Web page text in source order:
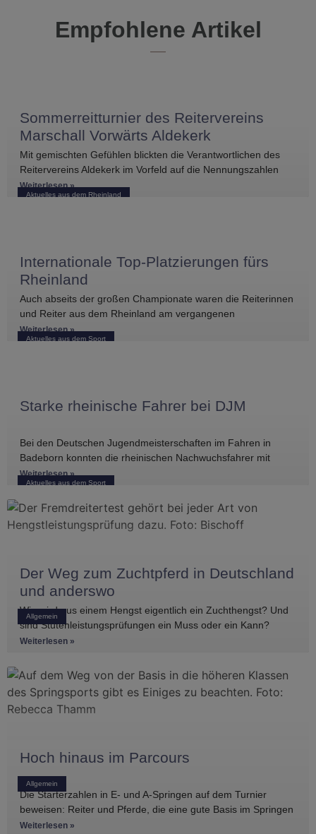
Empfohlene Artikel
Aktuelles aus dem Rheinland
Sommerreitturnier des Reitervereins
Marschall Vorwärts Aldekerk
Mit gemischten Gefühlen blickten die Verantwortlichen des
Reitervereins Aldekerk im Vorfeld auf die Nennungszahlen
vergleichbarer Turniere in der näheren Umgebung. Umso
größer war die
Weiterlesen »
Aktuelles aus dem Sport
Internationale Top-Platzierungen fürs
Rheinland
Auch abseits der großen Championate waren die Reiterinnen
und Reiter aus dem Rheinland am vergangenen
Wochenende international erfolgreich unterwegs. Bei
Weiterlesen »
Aktuelles aus dem Sport
Starke rheinische Fahrer bei DJM
Bei den Deutschen Jugendmeisterschaften im Fahren in
Badeborn konnten die rheinischen Nachwuchsfahrer mit
mehreren vorderen Platzierungen überzeugen. Frederik
Koitka erreichte
Weiterlesen »
Allgemein
Der Weg zum Zuchtpferd in Deutschland
und anderswo
Wie wird aus einem Hengst eigentlich ein Zuchthengst? Und
sind Stutenleistungsprüfungen ein Muss oder ein Kann?
Einblicke in die Regelwerke
Weiterlesen »
Allgemein
Hoch hinaus im Parcours
Die Starterzahlen in E- und A-Springen auf dem Turnier
beweisen: Reiter und Pferde, die eine gute Basis im Springen
haben, gibt es
Weiterlesen »